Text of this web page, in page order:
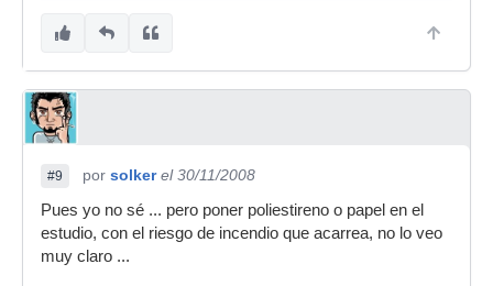
#9 por solker el 30/11/2008
Pues yo no sé ... pero poner poliestireno o papel en el
estudio, con el riesgo de incendio que acarrea, no lo veo
muy claro ...